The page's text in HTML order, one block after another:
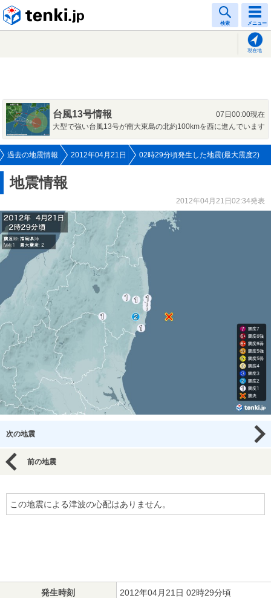
検索 メニュー
現在地
台風13号情報
07日00:00現在
大型で強い台風13号が南大東島の北約100kmを西に進んでいます
過去の地震情報 2012年04月21日 02時29分頃発生した地震(最大震度2)
地震情報
2012年04月21日02:34発表
次の地震
前の地震
この地震による津波の心配はありません。
発生時刻 2012年04月21日 02時29分頃